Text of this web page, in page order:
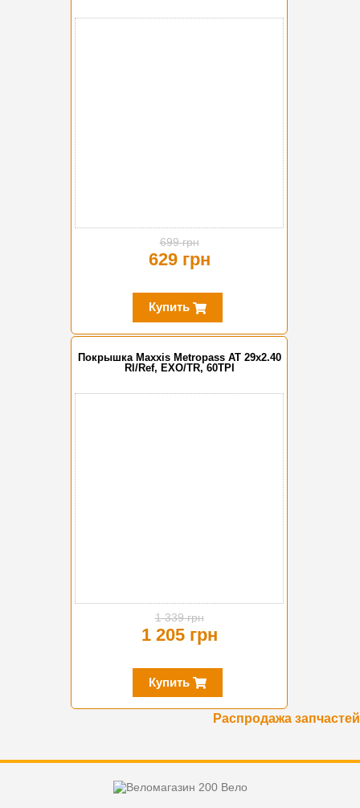
699 грн
629 грн
Купить
Покрышка Maxxis Metropass AT 29x2.40
Rl/Ref, EXO/TR, 60TPI
1 339 грн
1 205 грн
Купить
Распродажа запчастей